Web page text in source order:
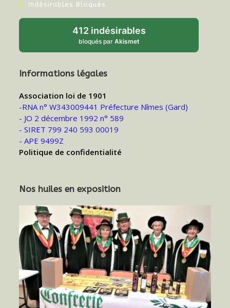
Indésirables Bloqués
412 indésirables
bloqués par Akismet
Informations légales
Association loi de 1901
-RNA n° W343009441 Préfecture Nîmes (Gard)
- JO 2 décembre 1992 n° 589
- SIRET 799 240 593 00019
- APE 9499Z
Politique de confidentialité
Nos huiles en exposition